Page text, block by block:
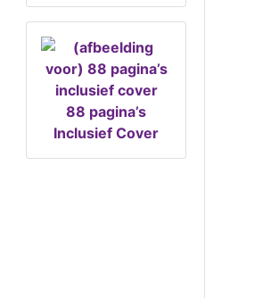
88 pagina’s
Inclusief Cover